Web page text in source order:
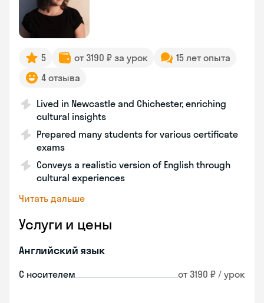
5 от 3190 ₽ за урок
15 лет опыта
4 отзыва
Lived in Newcastle and Chichester, enriching
cultural insights
Prepared many students for various certificate
exams
Conveys a realistic version of English through
cultural experiences
Читать дальше
Услуги и цены
Английский язык
С носителем от 3190 ₽ / урок